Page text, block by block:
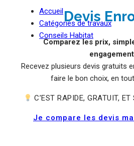
Accueil
Catégories de travaux
Conseils Habitat
Devis
Comparez les prix,
Recevez plusieurs devis gratuits
faire le bon choix, en
C’EST RAPIDE, GRATUIT,
Je compare les devis